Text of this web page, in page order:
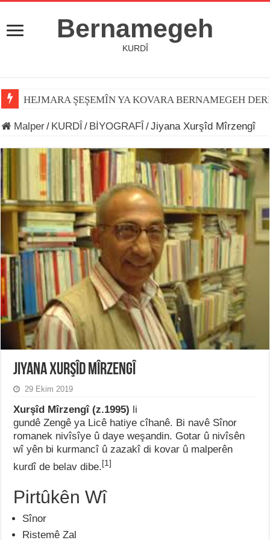
Bernamegeh
KURDÎ
HEJMARA ŞEŞEMÎN YA KOVARA BERNAMEGEH
Malper/ KURDÎ / BİYOGRAFÎ /Jiyana Xurşîd Mîrzengî
Jiyana Xurşîd Mîrzengî
29 Ekim 2019
Xurşîd Mîrzengî (z.1995) li
gundê Zengê ya Licê hatiye cîhanê. Bi navê Sînor
romanek nivîsîye û daye weşandin. Gotar û nivîsên
wî yên bi kurmancî û zazakî di kovar û malperên
kurdî de belav dibe.[1]
Pirtûkên Wî
Sînor
Ristemê Zal